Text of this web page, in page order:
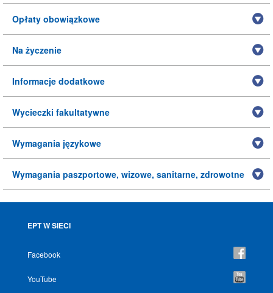
Opłaty obowiązkowe
Na życzenie
Informacje dodatkowe
Wycieczki fakultatywne
Wymagania językowe
Wymagania paszportowe, wizowe, sanitarne, zdrowotne
EPT W SIECI
Facebook
YouTube